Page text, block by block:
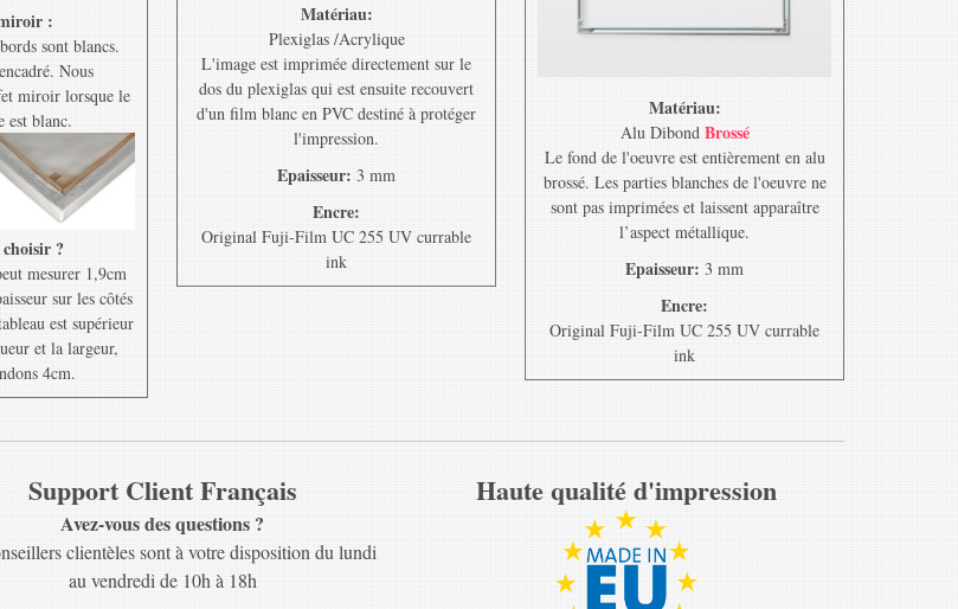
:
sont blancs.
Nous
miroir lorsque le
est blanc.
?
mesurer 1,9cm
sur les côtés
est supérieur
et la largeur,
4cm.
Matériau:
Plexiglas /Acrylique
L'image est imprimée directement sur le
dos du plexiglas qui est ensuite recouvert
d'un film blanc en PVC destiné à protéger
l'impression.
Epaisseur: 3 mm
Encre:
Original Fuji-Film UC 255 UV currable
ink
Matériau:
Alu Dibond Brossé
Le fond de l'oeuvre est entièrement en alu
brossé. Les parties blanches de l'oeuvre ne
sont pas imprimées et laissent apparaître
l’aspect métallique.
Epaisseur: 3 mm
Encre:
Original Fuji-Film UC 255 UV currable
ink
Support Client Français
Avez-vous des questions ?
clientèles sont à votre disposition du lundi
au vendredi de 10h à 18h
Haute qualité d'impression